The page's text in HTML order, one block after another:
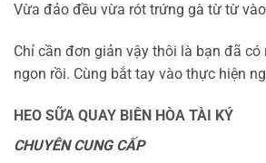
Vừa đảo đều vừa rót trứng gà từ từ
Chỉ cần đơn giản vậy thôi là bạn đã có
ngon rồi. Cùng bắt tay vào thực hiện
HEO SỮA QUAY BIÊN HÒA TÀI KÝ
CHUYÊN CUNG CẤP